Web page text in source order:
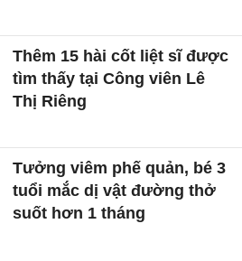
Thêm 15 hài cốt liệt sĩ được
tìm thấy tại Công viên Lê
Thị Riêng
Tưởng viêm phế quản, bé 3
tuổi mắc dị vật đường thở
suốt hơn 1 tháng